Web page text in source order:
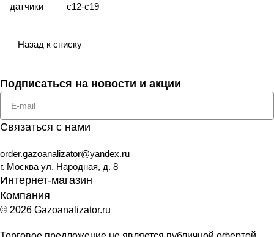
датчики с12-с19
Назад к списку
Подписаться на новости и акции
Связаться с нами
order.gazoanalizator@yandex.ru
г. Москва ул. Народная, д. 8
Интернет-магазин
Компания
© 2026 Gazoanalizator.ru